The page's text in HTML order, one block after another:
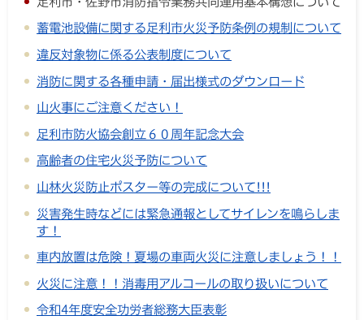
蓄電池設備に関する足利市火災予防条例の規制について
違反対象物に係る公表制度について
消防に関する各種申請・届出様式のダウンロード
山火事にご注意ください！
足利市防火協会創立６０周年記念大会
高齢者の住宅火災予防について
山林火災防止ポスター等の完成について!!!
災害発生時などには緊急通報としてサイレンを鳴らしま
す！
車内放置は危険！夏場の車両火災に注意しましょう！！
火災に注意！！消毒用アルコールの取り扱いについて
令和4年度安全功労者総務大臣表彰